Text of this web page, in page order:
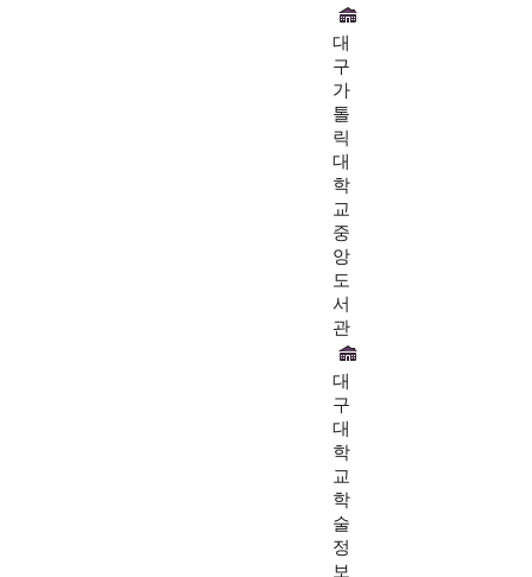
대
구
가
톨
릭
대
학
교
중
앙
도
서
관
대
구
대
학
교
학
술
정
보